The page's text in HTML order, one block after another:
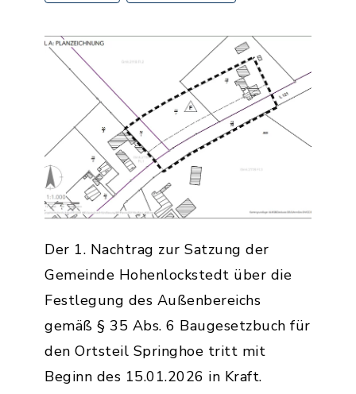
Der 1. Nachtrag zur Satzung der
Gemeinde Hohenlockstedt über die
Festlegung des Außenbereichs
gemäß § 35 Abs. 6 Baugesetzbuch für
den Ortsteil Springhoe tritt mit
Beginn des 15.01.2026 in Kraft.